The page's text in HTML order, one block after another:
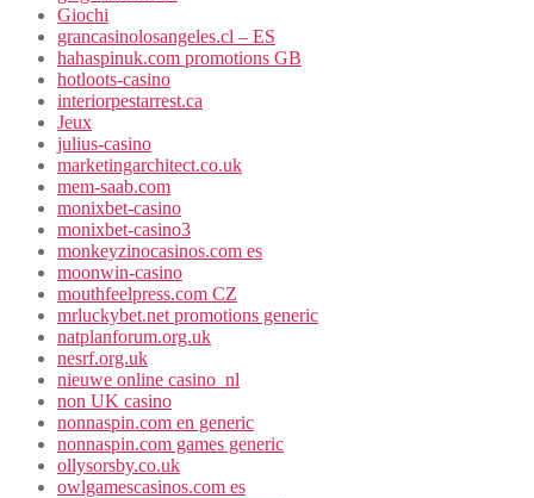
Giochi
grancasinolosangeles.cl – ES
hahaspinuk.com promotions GB
hotloots-casino
interiorpestarrest.ca
Jeux
julius-casino
marketingarchitect.co.uk
mem-saab.com
monixbet-casino
monixbet-casino3
monkeyzinocasinos.com es
moonwin-casino
mouthfeelpress.com CZ
mrluckybet.net promotions generic
natplanforum.org.uk
nesrf.org.uk
nieuwe online casino_nl
non UK casino
nonnaspin.com en generic
nonnaspin.com games generic
ollysorsby.co.uk
owlgamescasinos.com es